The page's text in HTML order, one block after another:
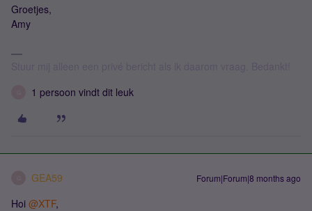
Groetjes,
Amy
1 persoon vindt dit leuk
GEA59 Forum|Forum|8 months ago
Hoi ​ @XTF,